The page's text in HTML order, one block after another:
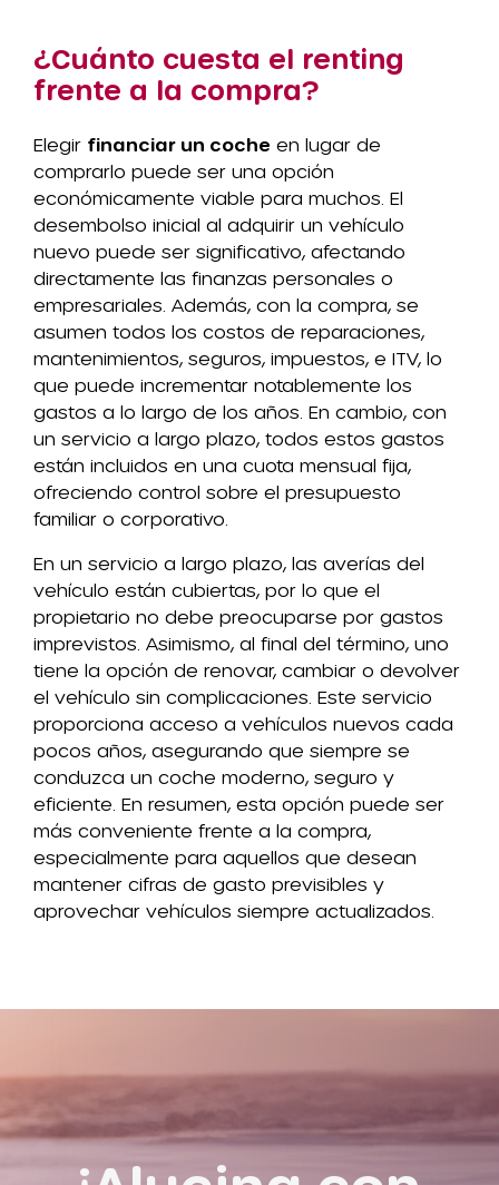
¿Cuánto cuesta el renting
frente a la compra?
Elegir financiar un coche en lugar de
comprarlo puede ser una opción
económicamente viable para muchos. El
desembolso inicial al adquirir un vehículo
nuevo puede ser significativo, afectando
directamente las finanzas personales o
empresariales. Además, con la compra, se
asumen todos los costos de reparaciones,
mantenimientos, seguros, impuestos, e ITV, lo
que puede incrementar notablemente los
gastos a lo largo de los años. En cambio, con
un servicio a largo plazo, todos estos gastos
están incluidos en una cuota mensual fija,
ofreciendo control sobre el presupuesto
familiar o corporativo.
En un servicio a largo plazo, las averías del
vehículo están cubiertas, por lo que el
propietario no debe preocuparse por gastos
imprevistos. Asimismo, al final del término, uno
tiene la opción de renovar, cambiar o devolver
el vehículo sin complicaciones. Este servicio
proporciona acceso a vehículos nuevos cada
pocos años, asegurando que siempre se
conduzca un coche moderno, seguro y
eficiente. En resumen, esta opción puede ser
más conveniente frente a la compra,
especialmente para aquellos que desean
mantener cifras de gasto previsibles y
aprovechar vehículos siempre actualizados.